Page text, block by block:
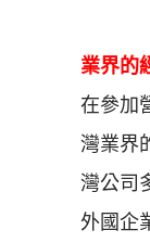
業界的
在參加
灣業界
灣公司
外國企